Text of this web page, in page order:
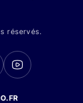
réservés.